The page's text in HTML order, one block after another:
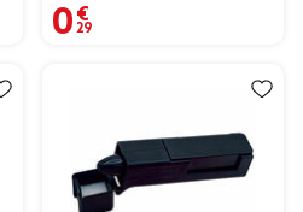
0,29 €